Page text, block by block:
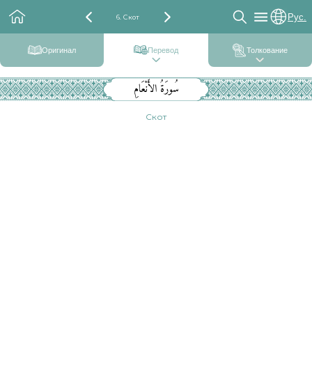
6. Скот Рус.
Оригинал Перевод Толкование
سُورَةُ الأَنْعَامِ
Скот